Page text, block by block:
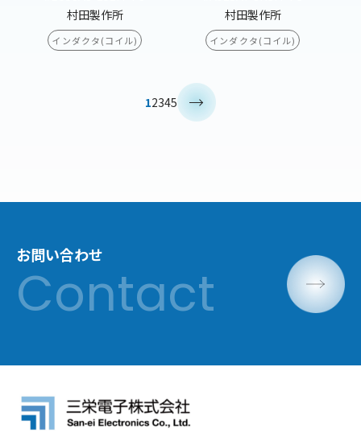
村田製作所
インダクタ(コイル)
村田製作所
インダクタ(コイル)
12345
お問い合わせ